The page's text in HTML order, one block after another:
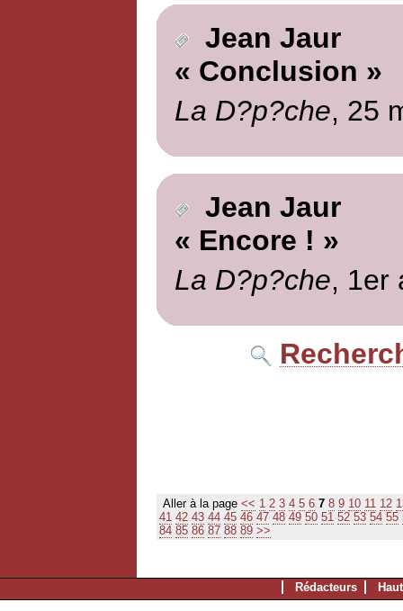
Jean Jaur
« Conclusion »
La D?p?che, 25
Jean Jaur
« Encore ! »
La D?p?che, 1er
Aller à la page << 1 2 3 4 5 6 7 8 9 10 11 12
41 42 43 44 45 46 47 48 49 50 51 52 53 54 55
84 85 86 87 88 89 >>
Rédacteurs